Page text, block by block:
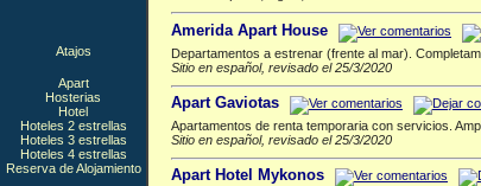
Amerida Apart House
Departamentos a estrenar (frente al mar).
Sitio en español, revisado el 25/3/2020
Apart Gaviotas
Apartamentos de renta temporaria con servicios.
Sitio en español, revisado el 25/3/2020
Apart Hotel Mykonos
Atajos
Apart
Hosterias
Hotel
Hoteles 2 estrellas
Hoteles 3 estrellas
Hoteles 4 estrellas
Reserva de Alojamiento